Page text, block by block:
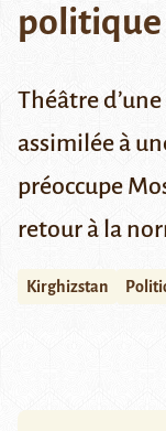
Théâtre
assimilée à
préoccupe
retour à la
Kirghizstan